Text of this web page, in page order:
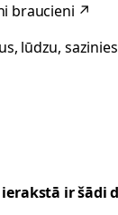
braucieni ↗
lūdzu,
ir šādi